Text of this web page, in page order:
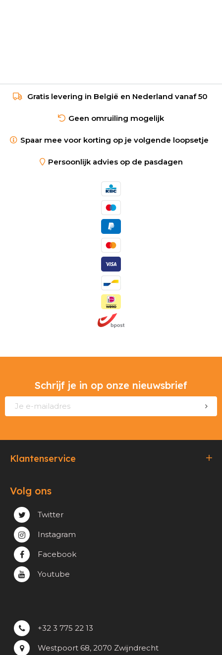
Gratis levering in België en Nederland vanaf 50
Geen omruiling mogelijk
Spaar mee voor korting op je volgende loopsetje
Persoonlijk advies op de pasdagen
Schrijf je in op onze nieuwsbrief
Klantenservice
Verzending & Afhaling
Privacy & cookie beleid
Volg ons
Twitter
Instagram
Facebook
Youtube
+32 3 775 22 13
Westpoort 68, 2070 Zwijndrecht